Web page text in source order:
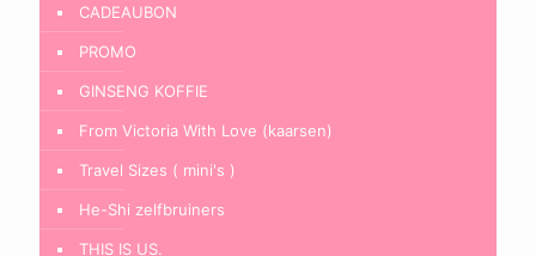
CADEAUBON
PROMO
GINSENG KOFFIE
From Victoria With Love (kaarsen)
Travel Sizes ( mini's )
He-Shi zelfbruiners
THIS IS US.